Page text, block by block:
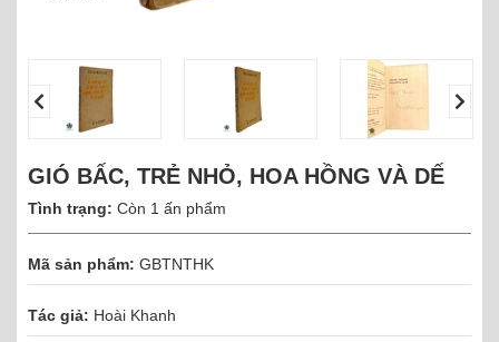
GIÓ BẤC, TRẺ NHỎ, HOA HỒNG VÀ DẾ
Tình trạng: Còn 1 ấn phẩm
Mã sản phẩm: GBTNTHK
Tác giả: Hoài Khanh